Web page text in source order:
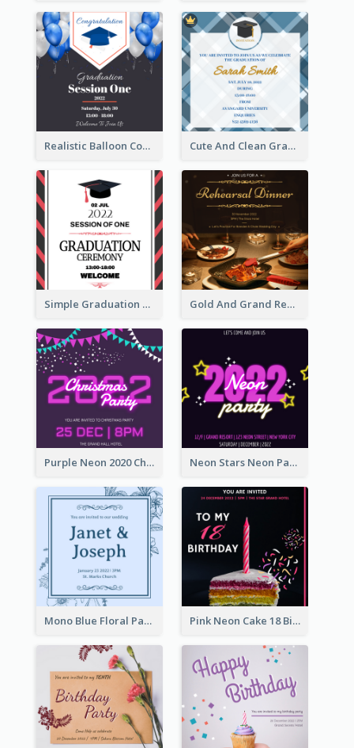
Realistic Balloon Cool Graduation Ceremony Design Cute And Clean Graduation Ceremony Invitation Design Ideas
Simple Graduation Ceremony Invitation Design Template Gold And Grand Rehearsal Dinner For Wedding Invitation
Purple Neon 2020 Christmas Party Invitation Neon Stars Neon Party 2020 Invitation
Mono Blue Floral Pattern Wedding Invitation Pink Neon Cake 18 Birthday Invitation